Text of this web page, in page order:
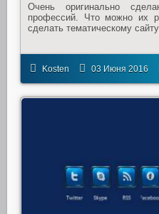
Очень оригинально
профессий. Что можно их
сделать тематическому
Kosten 03 Июня 2016